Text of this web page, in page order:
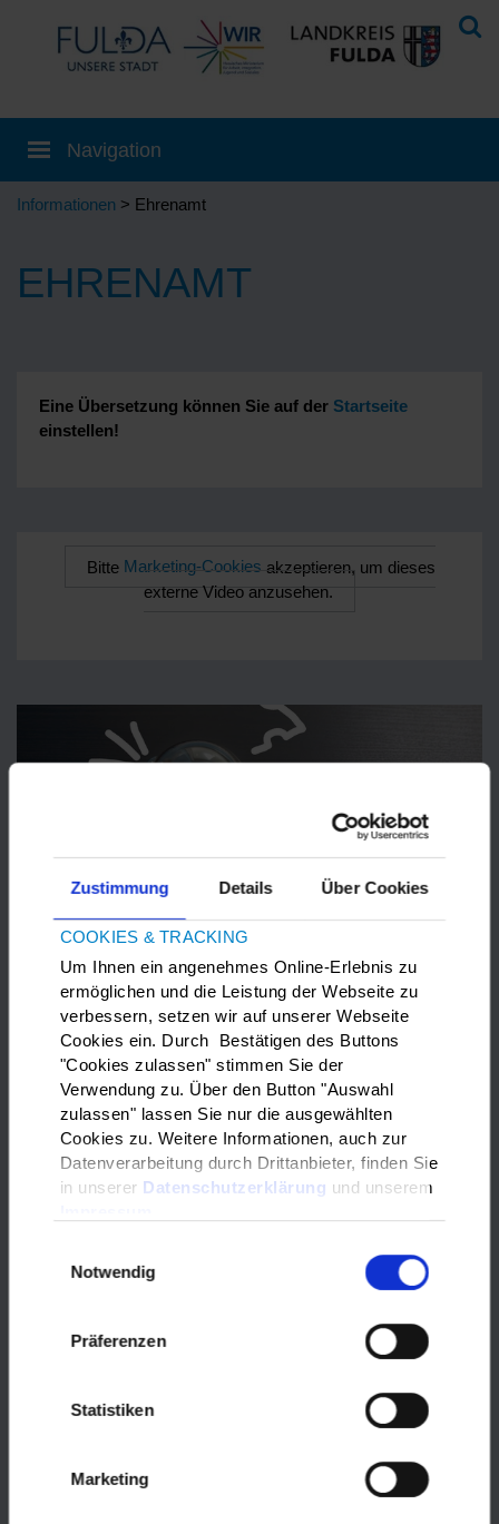
Zustimmung Details Über Cookies
COOKIES & TRACKING
Um Ihnen ein angenehmes Online-Erlebnis zu
ermöglichen und die Leistung der Webseite zu
verbessern, setzen wir auf unserer Webseite
Cookies ein. Durch Bestätigen des Buttons
"Cookies zulassen" stimmen Sie der
Verwendung zu. Über den Button "Auswahl
zulassen" lassen Sie nur die ausgewählten
Cookies zu. Weitere Informationen, auch zur
Datenverarbeitung durch Drittanbieter, finden Sie
in unserer Datenschutzerklärung und unserem
Notwendig
Präferenzen
Statistiken
Marketing
Informationen > Ehrenamt
EHRENAMT
Eine Übersetzung können Sie auf der Startseite
einstellen!
Bitte Marketing-Cookies akzeptieren, um dieses
externe Video anzusehen.
Möglichkeiten des Ehrenamts
Was bedeutet Ehrenamt? Wo kann ich ehrenamtlich aktiv
werden? Und welche Besonderheiten gibt es in der
Migrations- und Flüchtlingshilfe?
mehr